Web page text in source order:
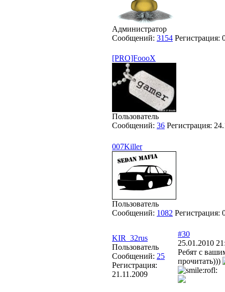
Администратор
Сообщений: 3154 Регистрация:
[PRO]FoooX
Пользователь
Сообщений: 36 Регистрация:
007Killer
Пользователь
Сообщений: 1082 Регистрация:
KIR_32rus
Пользователь
Сообщений: 25
Регистрация:
21.11.2009
#30
25.01.2010
Ребят с
прочитать)))